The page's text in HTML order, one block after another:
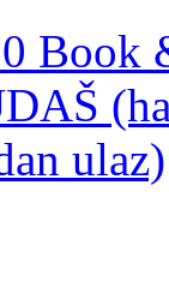
Book
ulaz)